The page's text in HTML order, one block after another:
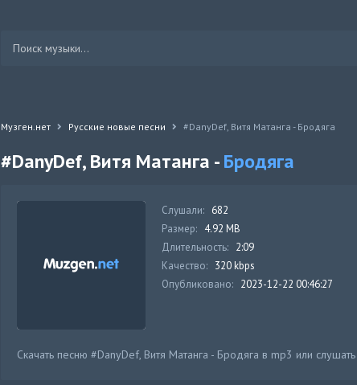
Музген.нет Русские новые песни #DanyDef, Витя Матанга - Бродяга
#DanyDef, Витя Матанга -Бродяга
Слушали: 682
Размер: 4.92 MB
Длительность: 2:09
Качество: 320 kbps
Опубликовано: 2023-12-22 00:46:27
Скачать песню #DanyDef, Витя Матанга - Бродяга в mp3 или